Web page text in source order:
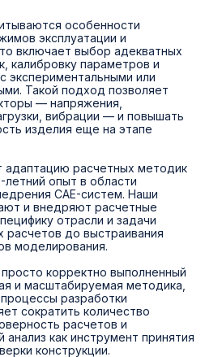
особенности
эксплуатации и
включает выбор адекватных
калибровку параметров и
экспериментальными или
Такой подход позволяет
— напряжения,
вибрации — и повышать
изделия еще на этапе
расчетных методик
опыт в области
CAE-систем. Наши
и внедряют расчетные
отрасли и задачи
расчетов до выстраивания
моделирования.
корректно выполненный
и масштабируемая методика,
разработки
сократить количество
расчетов и
как инструмент принятия
конструкции.